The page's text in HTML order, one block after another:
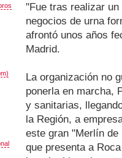
"Fue tras realizar
negocios de urna
afrontó unos años
Madrid.
La organización no
ponerla en marcha,
y sanitarias,
la Región, a
este gran "Merlín
que presenta a